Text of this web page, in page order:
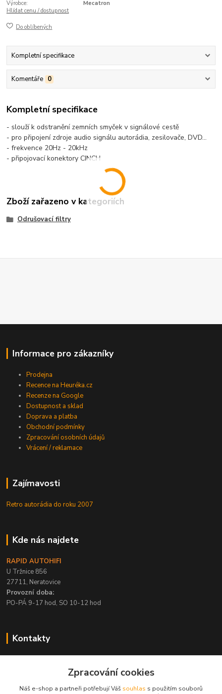
Výrobce:
Mecatron
Hlídat cenu / dostupnost
Do oblíbených
Kompletní specifikace
Komentáře 0
Kompletní specifikace
- slouží k odstranění zemních smyček v signálové cestě
- pro připojení zdroje audio signálu autorádia, zesilovače, DVD...
- frekvence 20Hz - 20kHz
- připojovací konektory CINCH
Zboží zařazeno v kategoriích
Odrušovací filtry
Informace pro zákazníky
Prodejna
Recence na Heuréka.cz
Recenze na Google
Dostupnost a sklad
Doprava a platba
Obchodní podmínky
Zpracování osobních údajů
Vrácení / reklamace
Zajímavosti
Retro autorádia do roku 2007
Kde nás najdete
RAPID AUTOHIFI
U Tržnice 856
27711, Neratovice
Provozní doba:
PO-PÁ 9-17 hod, SO 10-12 hod
Kontakty
PO-PÁ / 9-17 hod, SO 10-12 hod
info@rapid-autohifi.com
Zpracování cookies
Náš e-shop a partneři potřebují Váš souhlas s použitím souborů